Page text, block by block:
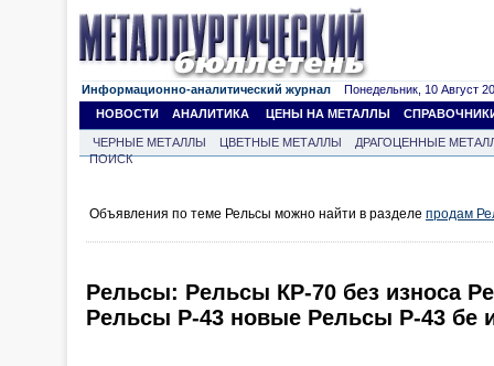
Информационно-аналитический журнал Понедельник, 10 Август
НОВОСТИ
АНАЛИТИКА ЦЕНЫ НА МЕТАЛЛЫ
ЧЕРНЫЕ МЕТАЛЛЫ ЦВЕТНЫЕ МЕТАЛЛЫ
ДРАГОЦЕННЫЕ
ПОИСК
Объявления по теме Рельсы можно найти в разделе продам
Рельсы: Рельсы КР-70 без износа
Рельсы Р-43 новые Рельсы Р-43 бе